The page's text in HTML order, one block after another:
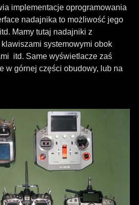
implementacje oprogramowania
nadajnika to możliwość jego
Mamy tutaj nadajniki z
systemowymi obok
itd. Same wyświetlacze zaś
w górnej części obudowy, lub na